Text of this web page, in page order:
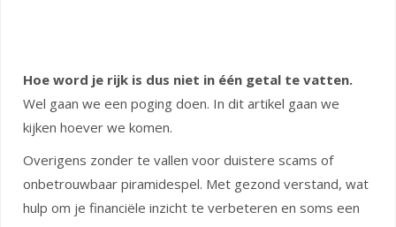
Hoe word je rijk is dus niet in één getal te vatten.
Wel gaan we een poging doen. In dit artikel gaan we
kijken hoever we komen.
Overigens zonder te vallen voor duistere scams of
onbetrouwbaar piramidespel. Met gezond verstand, wat
hulp om je financiële inzicht te verbeteren en soms een